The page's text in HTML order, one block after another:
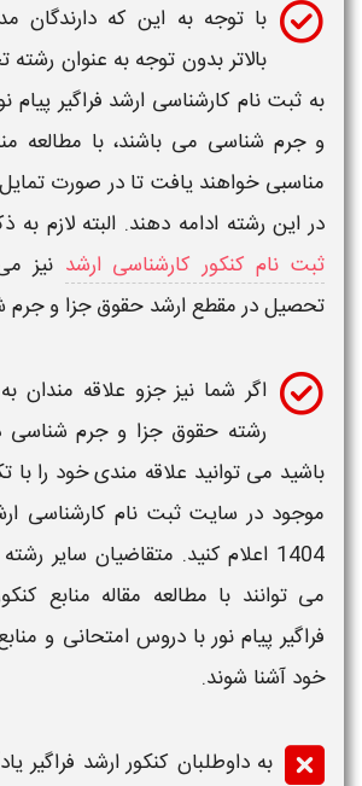
با توجه به این که دارندگان
بالاتر بدون توجه به عنوان
به ثبت نام کارشناسی ارشد فراگیر پیام
و جرم شناسی می باشند، با مطالعه
مناسبی خواهند یافت تا در صورت
در این رشته ادامه دهند. البته لازم
ثبت نام کنکور کارشناسی ارشد نیز
تحصیل در مقطعارشد حقوق جزا و جرم
اگر شما نیز جزو علاقه مندان
رشته حقوق جزا و جرم شناسی
باشید می توانید علاقه مندی خود را با
موجود در سایت ثبت نام کارشناسی
1404 اعلام کنید. متقاضیان سایر
می توانند با مطالعه مقاله منابع
فراگیر پیام نوربا دروس امتحانی و
خود آشنا شوند.
به داوطلبان کنکور ارشد فراگیر